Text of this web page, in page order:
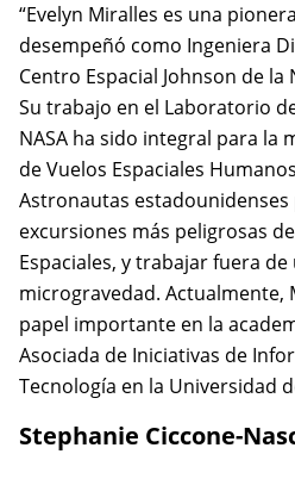
“Evelyn Miralles es una
desempeñó como Ingeniera
Centro Espacial Johnson de la
Su trabajo en el Laboratorio
NASA ha sido integral para la
de Vuelos Espaciales
Astronautas estadounidenses
excursiones más peligrosas
Espaciales, y trabajar fuera
microgravedad. Actualmente,
papel importante en la
Asociada de Iniciativas de
Tecnología en la Universidad
Stephanie Ciccone-